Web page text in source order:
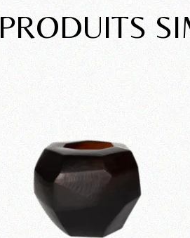
PRODUITS